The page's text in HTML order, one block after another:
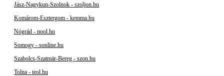
Jász-Nagykun-Szolnok - szoljon.hu
Komárom-Esztergom - kemma.hu
Nógrád - nool.hu
Somogy - sonline.hu
Szabolcs-Szatmár-Bereg - szon.hu
Tolna - teol.hu